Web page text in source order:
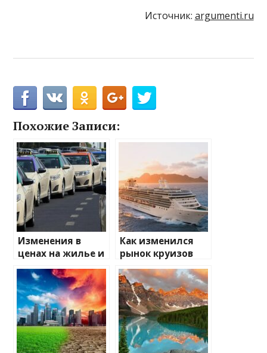
Источник: argumenti.ru
Похожие Записи:
Изменения в
ценах на жилье и
транспорт: что
ожидать
Как изменился
рынок круизов
после пандемии